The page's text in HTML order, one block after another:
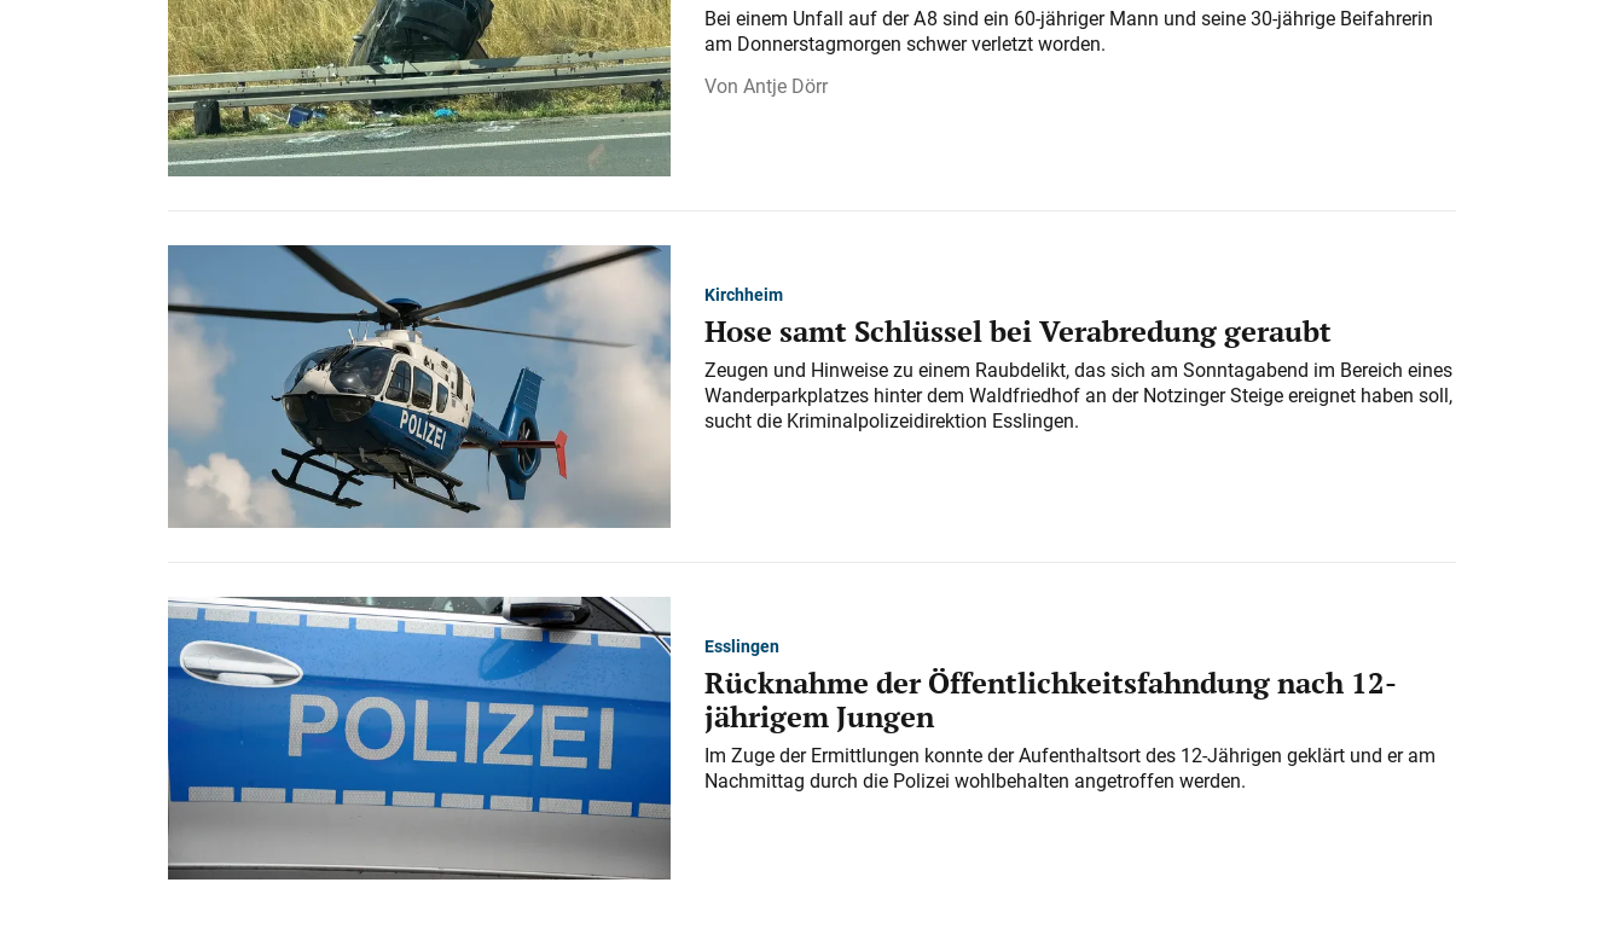
Bei einem Unfall auf der A 8 sind ein 60-jähriger Mann und seine 30-jährige Beifahrerin
am Donnerstagmorgen schwer verletzt worden.
Antje Dörr
Kirchheim
Hose samt Schlüssel bei Verabredung geraubt
Zeugen und Hinweise zu einem Raubdelikt, das sich am Sonntagabend im Bereich eines
Wanderparkplatzes hinter dem Waldfriedhof an der Notzinger Steige ereignet haben soll,
sucht die Kriminalpolizeidirektion Esslingen.
Esslingen
Rücknahme der Öffentlichkeitsfahndung nach 12-
jährigem Jungen
Im Zuge der Ermittlungen konnte der Aufenthaltsort des 12-Jährigen geklärt und er am
Nachmittag durch die Polizei wohlbehalten angetroffen werden.